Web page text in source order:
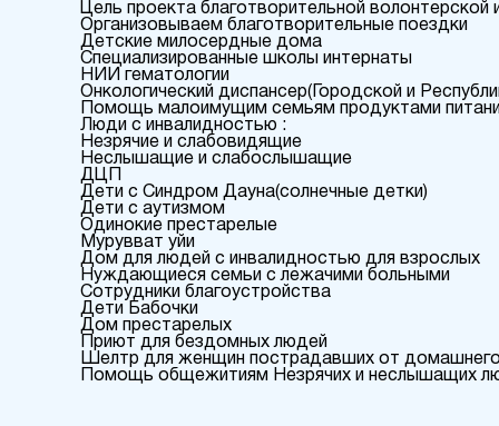
Цель проекта благотворительной волонтерской
Организовываем благотворительные поездки
Детские милосердные дома
Специализированные школы интернаты
НИИ гематологии
Онкологический диспансер(Городской и
Помощь малоимущим семьям продуктами
Люди с инвалидностью :
Незрячие и слабовидящие
Неслышащие и слабослышащие
ДЦП
Дети с Синдром Дауна(солнечные детки)
Дети с аутизмом
Одинокие престарелые
Мурувват уйи
Дом для людей с инвалидностью для взрослых
Нуждающиеся семьи с лежачими больными
Сотрудники благоустройства
Дети Бабочки
Дом престарелых
Приют для бездомных людей
Шелтр для женщин пострадавших от домашнего
Помощь общежитиям Незрячих и неслышащих